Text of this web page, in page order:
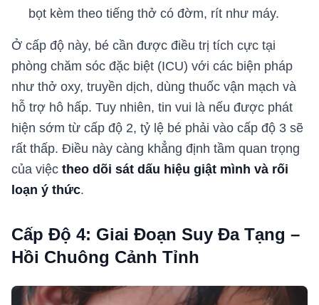
bọt kèm theo tiếng thở có đờm, rít như máy.
Ở cấp độ này, bé cần được điều trị tích cực tại
phòng chăm sóc đặc biệt (ICU) với các biện pháp
như thở oxy, truyền dịch, dùng thuốc vận mạch và
hỗ trợ hô hấp. Tuy nhiên, tin vui là nếu được phát
hiện sớm từ cấp độ 2, tỷ lệ bé phải vào cấp độ 3 sẽ
rất thấp. Điều này càng khẳng định tầm quan trọng
của việc theo dõi sát dấu hiệu giật mình và rối
loạn ý thức.
Cấp Độ 4: Giai Đoạn Suy Đa Tạng –
Hồi Chuông Cảnh Tỉnh